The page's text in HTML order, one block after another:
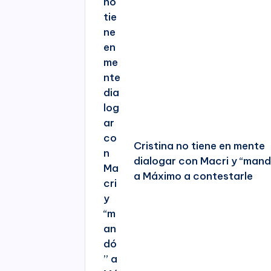
Cristina no tiene en mente
dialogar con Macri y
a Máximo a contestarle